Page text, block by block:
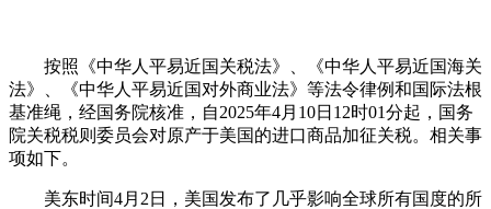
按照《中华人平易近国关税法》、《中华人平易近国海关
法》、《中华人平易近国对外商业法》等法令律例和国际法根
基准绳，经国务院核准，自2025年4月10日12时01分起，国务
院关税税则委员会对原产于美国的进口商品加征关税。相关事
项如下。
美东时间4月2日，美国发布了几乎影响全球所有国度的所